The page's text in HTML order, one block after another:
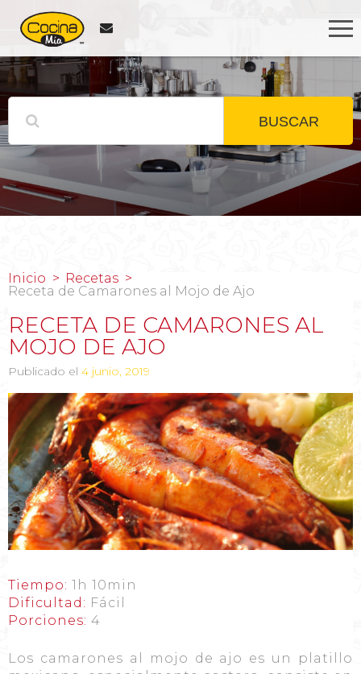
BUSCAR
Inicio
Recetas
Receta de Camarones al Mojo de Ajo
RECETA DE CAMARONES AL
MOJO DE AJO
Publicado el 4 junio, 2019
Tiempo: 1h 10min
Dificultad: Fácil
Porciones: 4
Los camarones al mojo de ajo es un platillo